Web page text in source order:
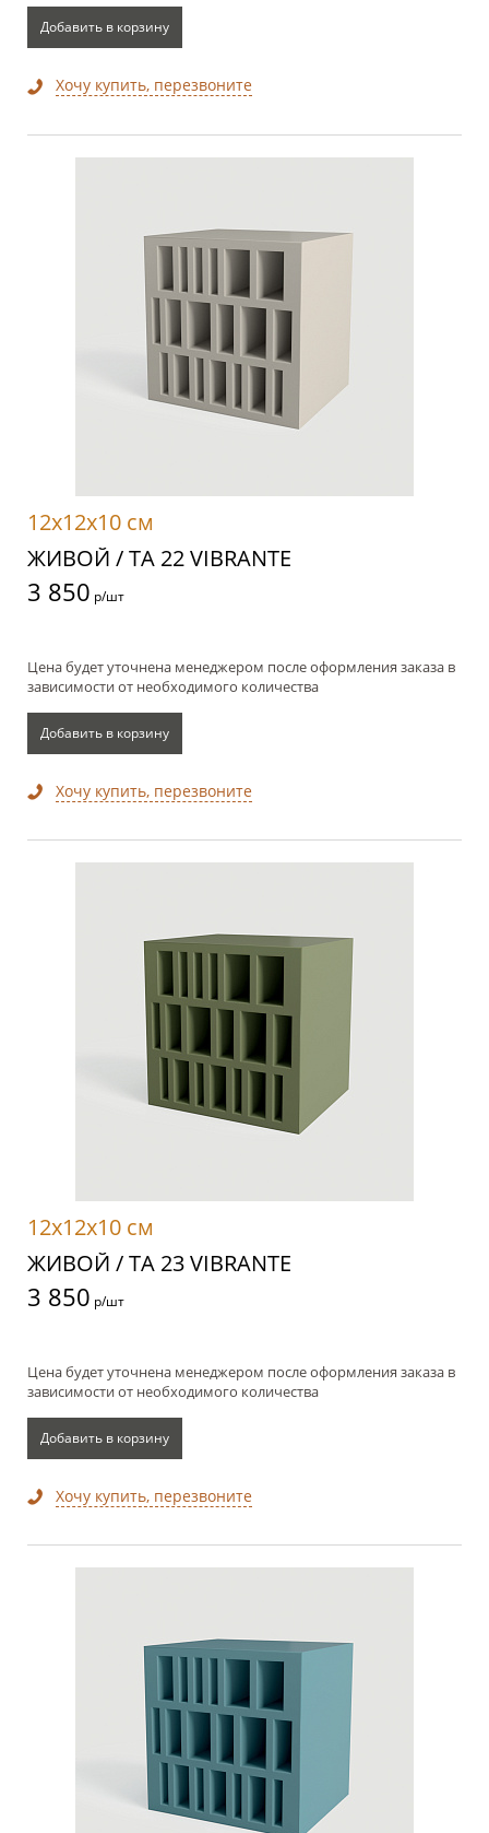
Добавить в корзину
Хочу купить, перезвоните
12x12x10 см
ЖИВОЙ / TA 22 VIBRANTE
3 850 р/шт
Цена будет уточнена менеджером после оформления заказа в
зависимости от необходимого количества
Добавить в корзину
Хочу купить, перезвоните
12x12x10 см
ЖИВОЙ / TA 23 VIBRANTE
3 850 р/шт
Цена будет уточнена менеджером после оформления заказа в
зависимости от необходимого количества
Добавить в корзину
Хочу купить, перезвоните